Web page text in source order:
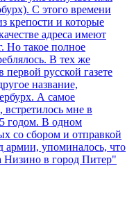
С этого времени
крепости и которые
адреса имеют
Но такое полное
В тех же
русской газете
название,
А самое
мне в
годом. В одном
со сбором и отправкой
армии, упоминалось, что
Низино в город Питер"